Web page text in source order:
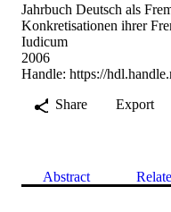
Jahrbuch Deutsch als
Konkretisationen ihrer
Iudicum
2006
Handle: https://
Share
Export
Abstract